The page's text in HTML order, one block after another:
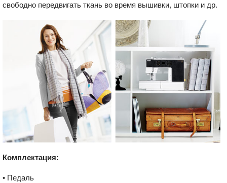
свободно передвигать ткань во время вышивки, штопки и др.
Комплектация:
• Педаль